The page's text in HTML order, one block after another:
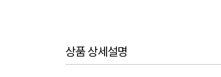
상품 상세설명